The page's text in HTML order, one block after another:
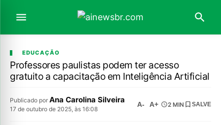
EDUCAÇÃO
Professores paulistas podem ter acesso
gratuito a capacitação em Inteligência Artificial
Publicado por Ana Carolina Silveira
17 de outubro de 2025, às 16:08
A- A+ 2 MIN SALVE